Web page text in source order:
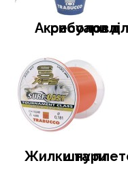
Аксесуари для риболовлі
Жилки та плетені шнури